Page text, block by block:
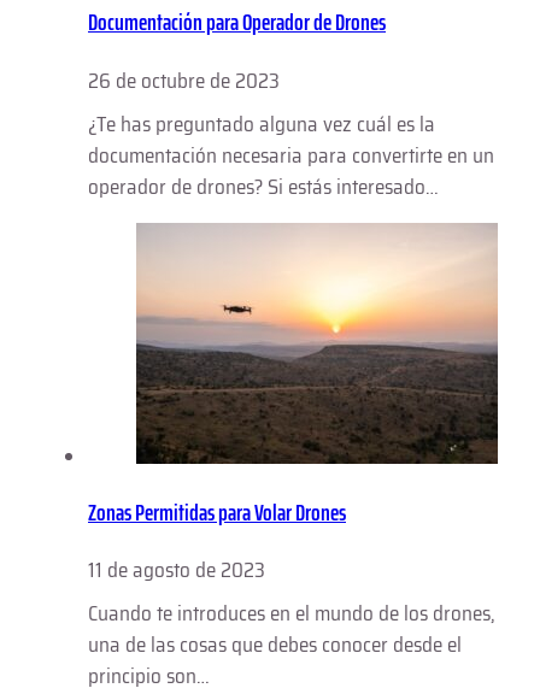
Documentación para Operador de Drones
26 de octubre de 2023
¿Te has preguntado alguna vez cuál es la
documentación necesaria para convertirte en un
operador de drones? Si estás interesado…
Zonas Permitidas para Volar Drones
11 de agosto de 2023
Cuando te introduces en el mundo de los drones,
una de las cosas que debes conocer desde el
principio son…